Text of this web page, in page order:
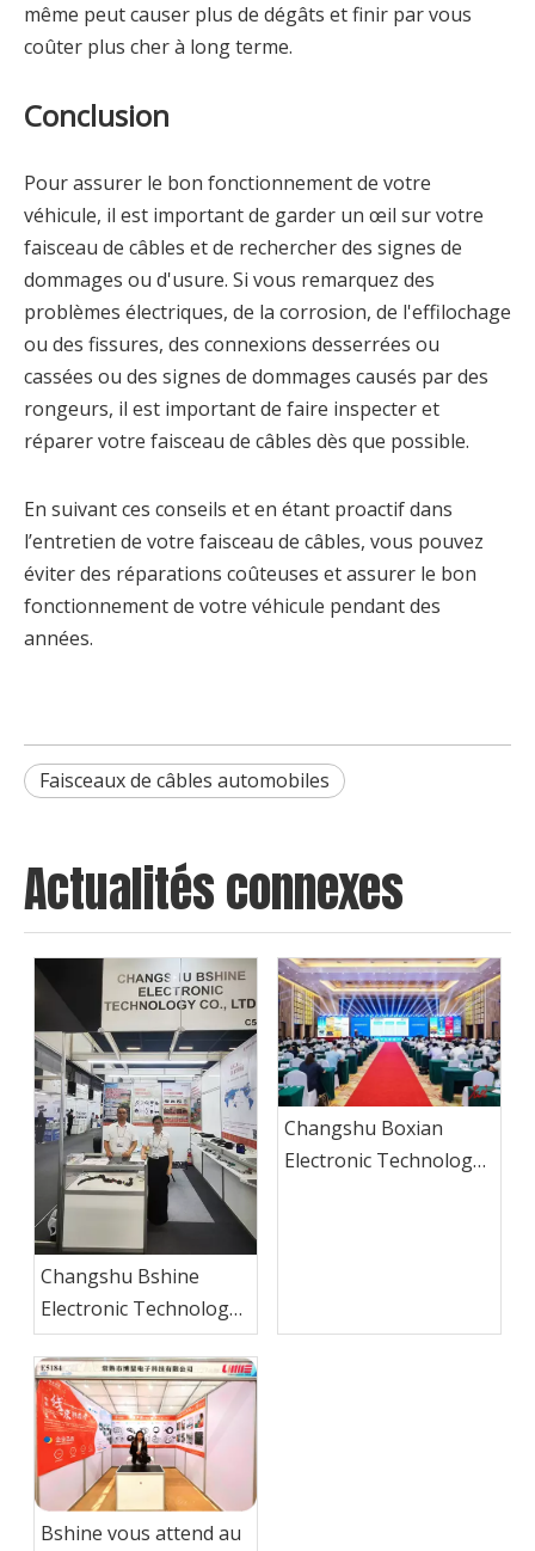
même peut causer plus de dégâts et finir par vous
coûter plus cher à long terme.
Conclusion
Pour assurer le bon fonctionnement de votre
véhicule, il est important de garder un œil sur votre
faisceau de câbles et de rechercher des signes de
dommages ou d'usure. Si vous remarquez des
problèmes électriques, de la corrosion, de l'effilochage
ou des fissures, des connexions desserrées ou
cassées ou des signes de dommages causés par des
rongeurs, il est important de faire inspecter et
réparer votre faisceau de câbles dès que possible.
En suivant ces conseils et en étant proactif dans
l’entretien de votre faisceau de câbles, vous pouvez
éviter des réparations coûteuses et assurer le bon
fonctionnement de votre véhicule pendant des
années.
Faisceaux de câbles automobiles
Actualités connexes
Changshu Bshine
Electronic Technology
Co., Ltd. Brille à
l'exposition du Brésil
2025
Changshu Boxian
Electronic Technology
Bshine vous attend au